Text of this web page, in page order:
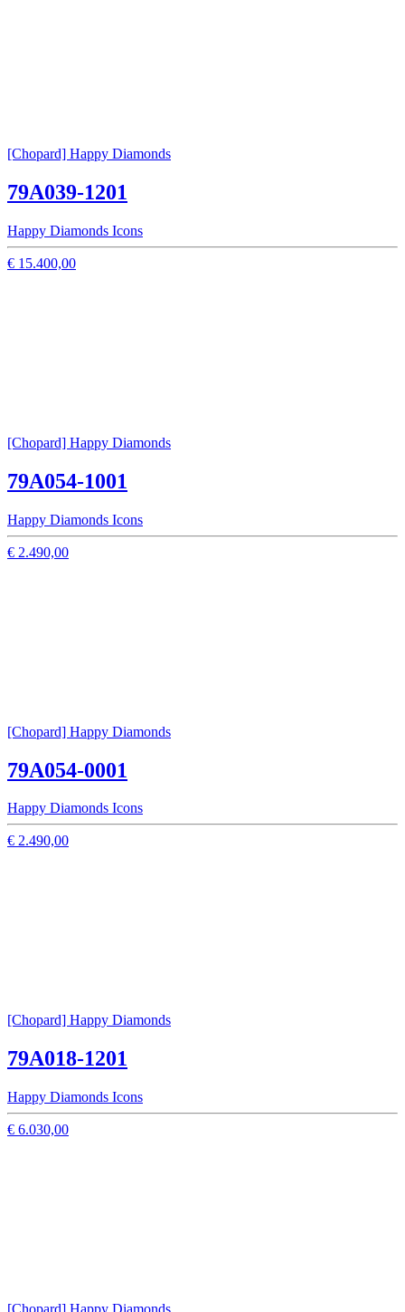
[Chopard] Happy Diamonds
79A039-1201
Happy Diamonds Icons
€ 15.400,00
[Chopard] Happy Diamonds
79A054-1001
Happy Diamonds Icons
€ 2.490,00
[Chopard] Happy Diamonds
79A054-0001
Happy Diamonds Icons
€ 2.490,00
[Chopard] Happy Diamonds
79A018-1201
Happy Diamonds Icons
€ 6.030,00